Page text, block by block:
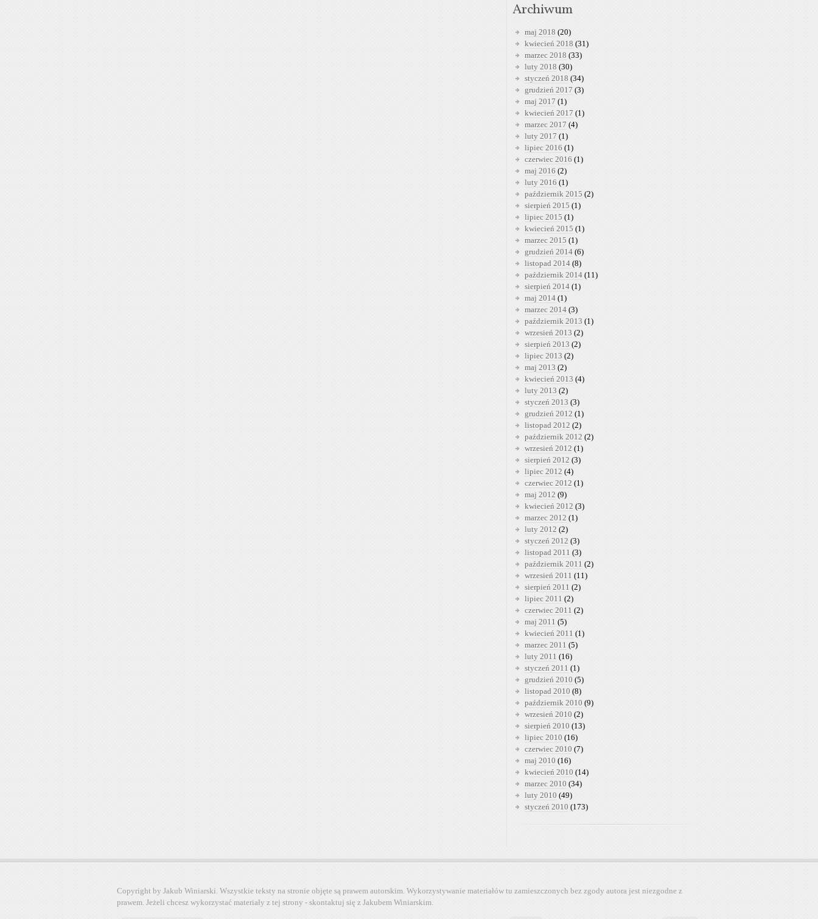
Archiwum
maj 2018 (20)
kwiecień 2018 (31)
marzec 2018 (33)
luty 2018 (30)
styczeń 2018 (34)
grudzień 2017 (3)
maj 2017 (1)
kwiecień 2017 (1)
marzec 2017 (4)
luty 2017 (1)
lipiec 2016 (1)
czerwiec 2016 (1)
maj 2016 (2)
luty 2016 (1)
październik 2015 (2)
sierpień 2015 (1)
lipiec 2015 (1)
kwiecień 2015 (1)
marzec 2015 (1)
grudzień 2014 (6)
listopad 2014 (8)
październik 2014 (11)
sierpień 2014 (1)
maj 2014 (1)
marzec 2014 (3)
październik 2013 (1)
wrzesień 2013 (2)
sierpień 2013 (2)
lipiec 2013 (2)
maj 2013 (2)
kwiecień 2013 (4)
luty 2013 (2)
styczeń 2013 (3)
grudzień 2012 (1)
listopad 2012 (2)
październik 2012 (2)
wrzesień 2012 (1)
sierpień 2012 (3)
lipiec 2012 (4)
czerwiec 2012 (1)
maj 2012 (9)
kwiecień 2012 (3)
marzec 2012 (1)
luty 2012 (2)
styczeń 2012 (3)
listopad 2011 (3)
październik 2011 (2)
wrzesień 2011 (11)
sierpień 2011 (2)
lipiec 2011 (2)
czerwiec 2011 (2)
maj 2011 (5)
kwiecień 2011 (1)
marzec 2011 (5)
luty 2011 (16)
styczeń 2011 (1)
grudzień 2010 (5)
listopad 2010 (8)
październik 2010 (9)
wrzesień 2010 (2)
sierpień 2010 (13)
lipiec 2010 (16)
czerwiec 2010 (7)
maj 2010 (16)
kwiecień 2010 (14)
marzec 2010 (34)
luty 2010 (49)
styczeń 2010 (173)
Copyright by Jakub Winiarski. Wszystkie teksty na stronie objęte są prawem autorskim. Wykorzystywanie materiałów tu zamieszczonych bez zgody autora jest niezgodne z
prawem. Jeżeli chcesz wykorzystać materiały z tej strony - skontaktuj się z Jakubem Winiarskim.